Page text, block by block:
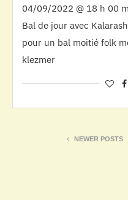
04/09/2022 @ 18 h 00
Bal de jour avec
pour un bal moitié folk
klezmer
NEWER POSTS